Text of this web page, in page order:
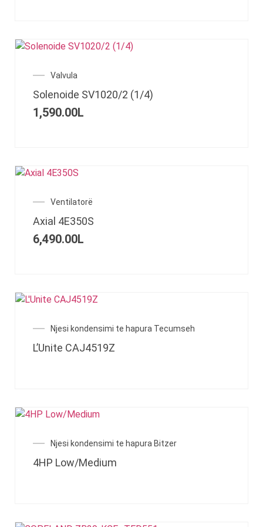
Valvula
Solenoide SV1020/2 (1/4)
1,590.00L
Ventilatorë
Axial 4E350S
6,490.00L
Njesi kondensimi te hapura Tecumseh
L’Unite CAJ4519Z
Njesi kondensimi te hapura Bitzer
4HP Low/Medium